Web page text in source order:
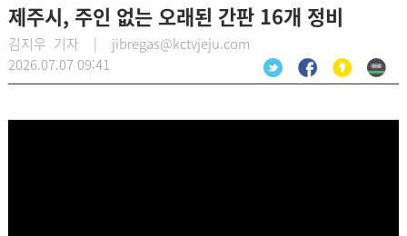
제주시, 주인 없는 오래된 간판 16개 정비
김지우 기자 | jibregas@kctvjeju.com
2026.07.07 09:41